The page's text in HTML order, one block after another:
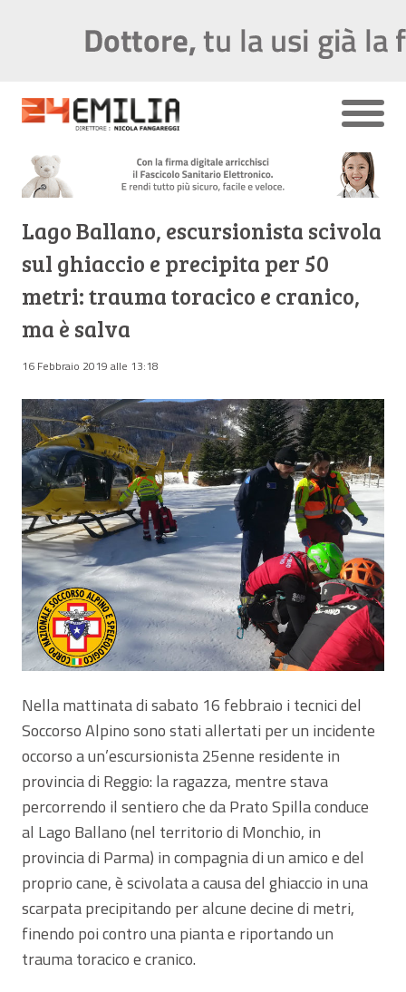
Lago Ballano, escursionista scivola
sul ghiaccio e precipita per 50
metri: trauma toracico e cranico,
ma è salva
16 Febbraio 2019 alle 13:18
Nella mattinata di sabato 16 febbraio i tecnici del
Soccorso Alpino sono stati allertati per un incidente
occorso a un’escursionista 25enne residente in
provincia di Reggio: la ragazza, mentre stava
percorrendo il sentiero che da Prato Spilla conduce
al Lago Ballano (nel territorio di Monchio, in
provincia di Parma) in compagnia di un amico e del
proprio cane, è scivolata a causa del ghiaccio in una
scarpata precipitando per alcune decine di metri,
finendo poi contro una pianta e riportando un
trauma toracico e cranico.